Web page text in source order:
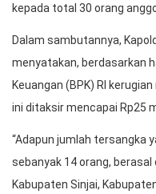
kepada total 30 orang
Dalam sambutannya,
menyatakan, berdasarkan
Keuangan (BPK) RI
ini ditaksir mencapai Rp25
“Adapun jumlah tersangka
sebanyak 14 orang,
Kabupaten Sinjai,